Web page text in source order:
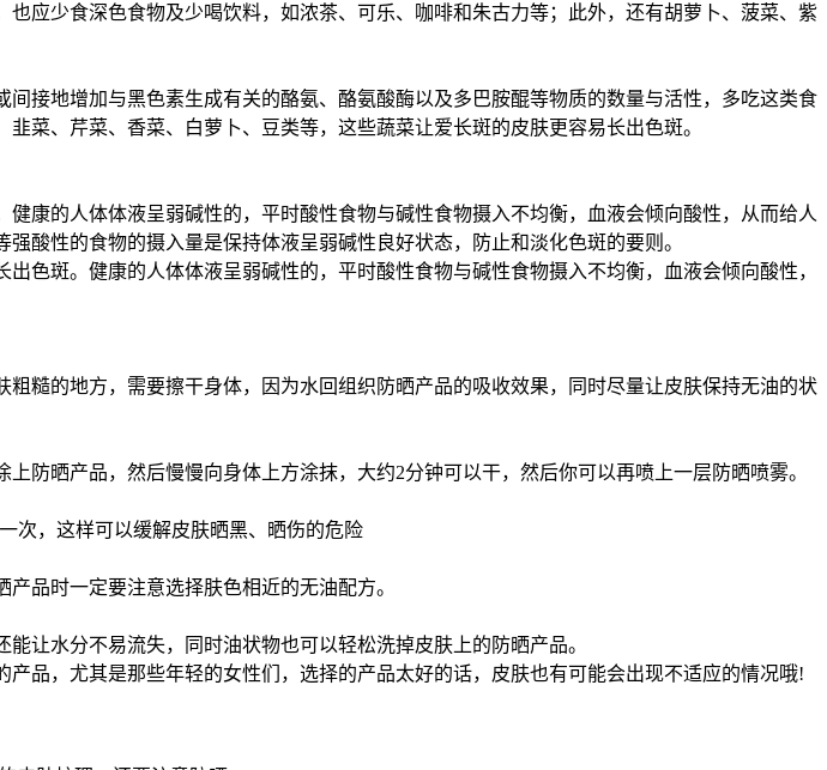
应少食深色食物及少喝饮料，如浓茶、可乐、咖啡和朱古力等；此外，还有胡萝卜、菠菜、紫
接地增加与黑色素生成有关的酪氨、酪氨酸酶以及多巴胺醌等物质的数量与活性，多吃这类食
菜、芹菜、香菜、白萝卜、豆类等，这些蔬菜让爱长斑的皮肤更容易长出色斑。
康的人体体液呈弱碱性的，平时酸性食物与碱性食物摄入不均衡，血液会倾向酸性，从而给人
酸性的食物的摄入量是保持体液呈弱碱性良好状态，防止和淡化色斑的要则。
色斑。健康的人体体液呈弱碱性的，平时酸性食物与碱性食物摄入不均衡，血液会倾向酸性，
糙的地方，需要擦干身体，因为水回组织防晒产品的吸收效果，同时尽量让皮肤保持无油的状
防晒产品，然后慢慢向身体上方涂抹，大约2分钟可以干，然后你可以再喷上一层防晒喷雾。
次，这样可以缓解皮肤晒黑、晒伤的危险
品时一定要注意选择肤色相近的无油配方。
让水分不易流失，同时油状物也可以轻松洗掉皮肤上的防晒产品。
品，尤其是那些年轻的女性们，选择的产品太好的话，皮肤也有可能会出现不适应的情况哦!